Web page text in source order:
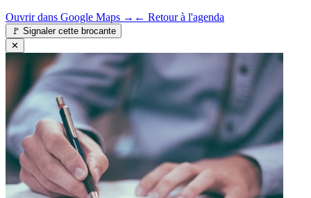
Ouvrir dans Google Maps → ← Retour à l'agenda
🚩 Signaler cette brocante
✕